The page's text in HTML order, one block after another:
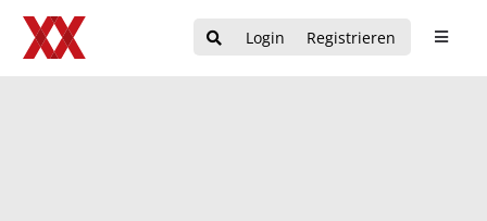
Login Registrieren